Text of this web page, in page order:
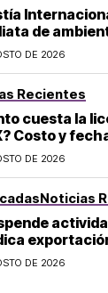
de
DE 2026
Recientes
cuesta la
Costo y
DE 2026
Noticias
DE 2026